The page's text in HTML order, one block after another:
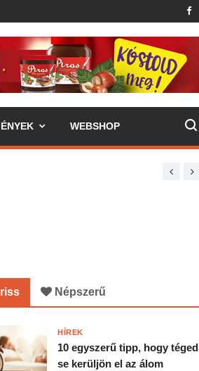
WEBSHOP
Népszerű
10 egyszerű tipp, hogy téged
se kerüljön el az álom
HÍREK